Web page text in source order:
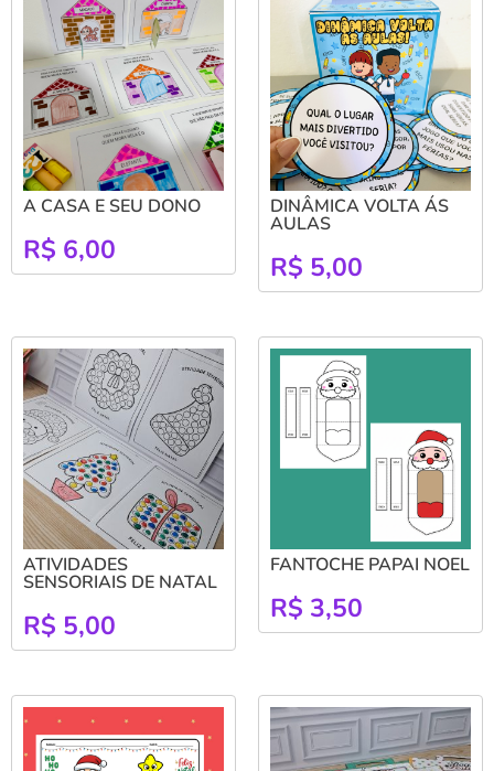
A CASA E SEU DONO
R$ 6,00
DINÂMICA VOLTA ÁS
AULAS
R$ 5,00
ATIVIDADES
SENSORIAIS DE NATAL
R$ 5,00
FANTOCHE PAPAI NOEL
R$ 3,50